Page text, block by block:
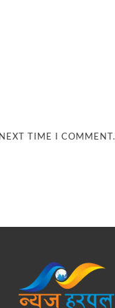
TIME I COMMENT.